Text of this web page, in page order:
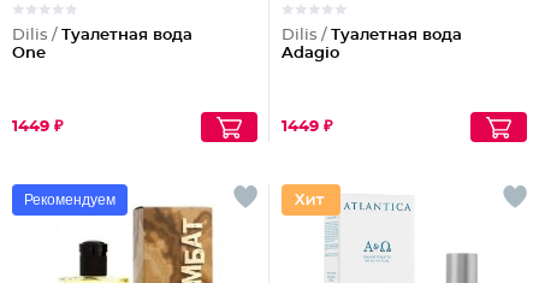
Dilis / Туалетная вода
One
1449 ₽
Dilis / Туалетная вода
Adagio
1449 ₽
Рекомендуем